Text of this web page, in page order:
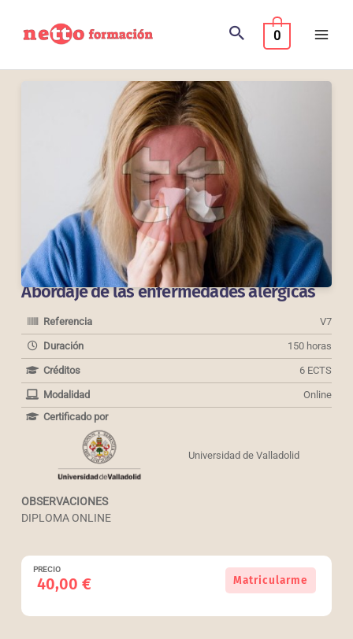
contenido
0
Abordaje de las enfermedades alérgicas
OBSERVACIONES
DIPLOMA ONLINE
PRECIO
40,00€
Abordaje
Matricularme
Referencia V7
Duración 150 horas
Créditos 6 ECTS
Modalidad
Online
Certificado por
Universidad de Valladolid